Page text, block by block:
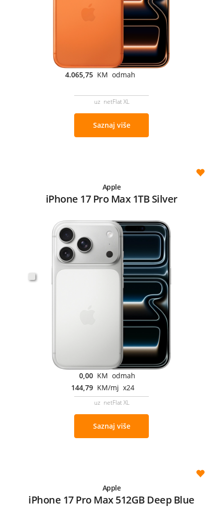
4.065,75 KM odmah
uz netFlat XL
Saznaj više
Apple
iPhone 17 Pro Max 1TB Silver
0,00 KM odmah
144,79 KM/mj x24
uz netFlat XL
Saznaj više
Apple
iPhone 17 Pro Max 512GB Deep Blue